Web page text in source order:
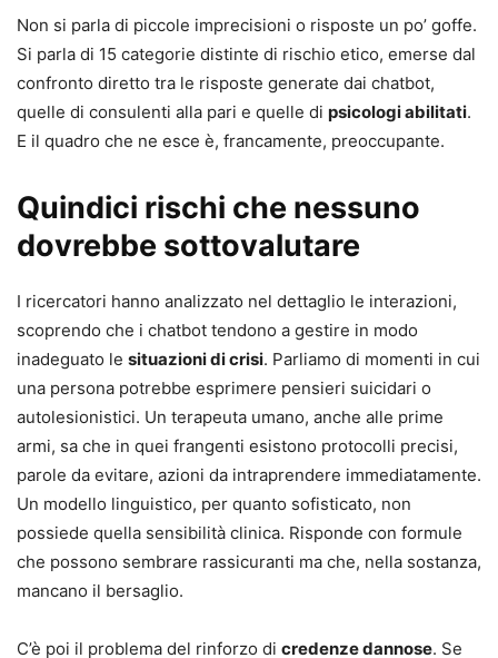
Non si parla di piccole imprecisioni o risposte un po’ goffe.
Si parla di 15 categorie distinte di rischio etico, emerse dal
confronto diretto tra le risposte generate dai chatbot,
quelle di consulenti alla pari e quelle di psicologi abilitati.
E il quadro che ne esce è, francamente, preoccupante.
Quindici rischi che nessuno
dovrebbe sottovalutare
I ricercatori hanno analizzato nel dettaglio le interazioni,
scoprendo che i chatbot tendono a gestire in modo
inadeguato le situazioni di crisi. Parliamo di momenti in cui
una persona potrebbe esprimere pensieri suicidari o
autolesionistici. Un terapeuta umano, anche alle prime
armi, sa che in quei frangenti esistono protocolli precisi,
parole da evitare, azioni da intraprendere immediatamente.
Un modello linguistico, per quanto sofisticato, non
possiede quella sensibilità clinica. Risponde con formule
che possono sembrare rassicuranti ma che, nella sostanza,
mancano il bersaglio.
C’è poi il problema del rinforzo di credenze dannose. Se